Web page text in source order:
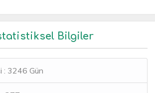
Bilgiler
: 3246 Gün